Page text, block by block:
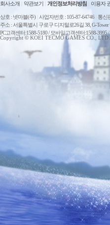
회사소개 약관보기 개인정보처리방침 이용자
상호 : 넷마블(주) 사업자번호 : 105-87-64746 통신
주소 : 서울특별시 구로구 디지털로26길 38, G-
PC고객센터:1588-5180 / 모바일고객센터:1588-
Copyright © KOEI TECMO GAMES CO.,